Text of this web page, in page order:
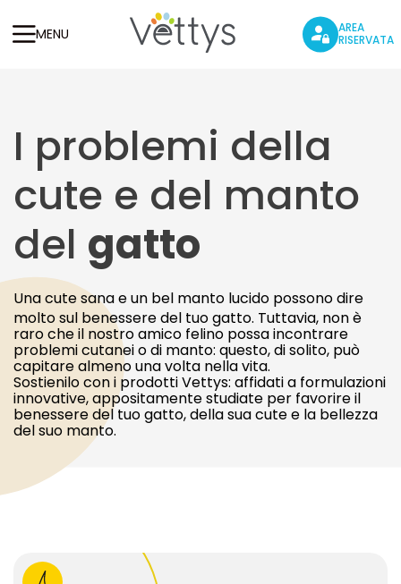
MENU
AREA
RISERVATA
I problemi della
cute e del manto
del gatto
Una cute sana e un bel manto lucido possono dire
molto sul benessere del tuo gatto. Tuttavia, non è
raro che il nostro amico felino possa incontrare
problemi cutanei o di manto: questo, di solito, può
capitare almeno una volta nella vita.
Sostienilo con i prodotti Vettys: affidati a formulazioni
innovative, appositamente studiate per favorire il
benessere del tuo gatto, della sua cute e la bellezza
del suo manto.